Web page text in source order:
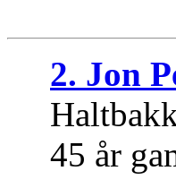
2. Jon
45 år